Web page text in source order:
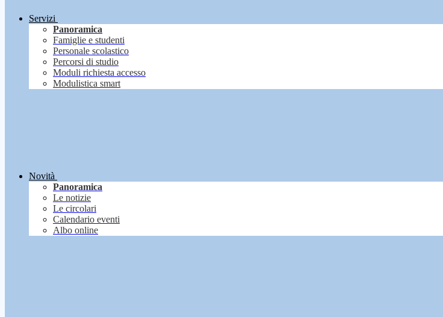
Servizi
Panoramica
Famiglie e studenti
Personale scolastico
Percorsi di studio
Moduli richiesta accesso
Modulistica smart
Novità
Panoramica
Le notizie
Le circolari
Calendario eventi
Albo online